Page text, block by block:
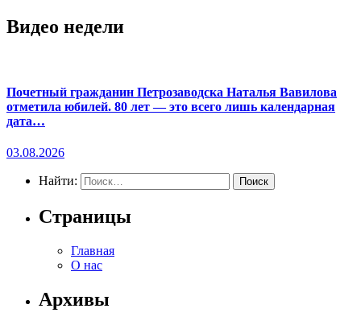
Видео недели
Почетный гражданин Петрозаводска Наталья Вавилова
отметила юбилей. 80 лет — это всего лишь календарная
дата…
03.08.2026
Найти:
Страницы
Главная
О нас
Архивы